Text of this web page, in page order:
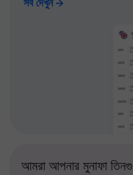
সব দেখুন
আমরা আপনার মুনাফা